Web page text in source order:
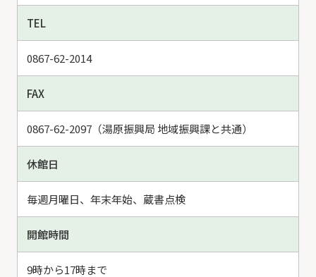
TEL
0867-62-2014
FAX
0867-62-2097（湯原振興局 地域振興課と共通）
休館日
毎週月曜日、年末年始、蔵書点検
開館時間
9時から17時まで